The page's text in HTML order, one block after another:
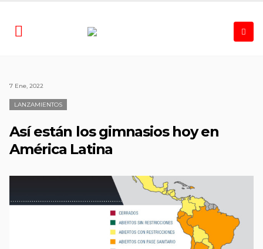
7 Ene, 2022
LANZAMIENTOS
Así están los gimnasios hoy en
América Latina